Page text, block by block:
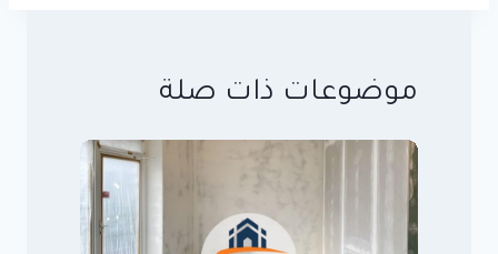
موضوعات ذات صلة